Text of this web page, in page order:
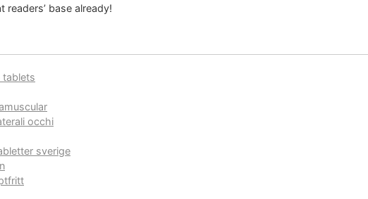
readers’ base already!
tablets
occhi
sverige